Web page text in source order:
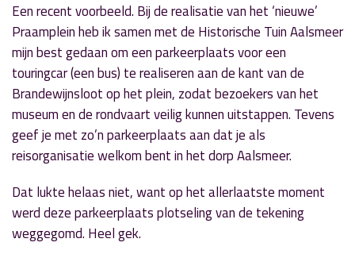
Een recent voorbeeld. Bij de realisatie van het ‘nieuwe’
Praamplein heb ik samen met de Historische Tuin Aalsmeer
mijn best gedaanom een parkeerplaats voor een
touringcar (een bus) te realiseren aan de kant van de
Brandewijnsloot op het plein, zodat bezoekers van het
museum en de rondvaart veilig kunnen uitstappen. Tevens
geef je met zo’n parkeerplaats aan dat je als
reisorganisatie welkom bent in het dorpAalsmeer.
Dat lukte helaas niet, want op het allerlaatste moment
werd deze parkeerplaats plotseling van de tekening
weggegomd. Heel gek.